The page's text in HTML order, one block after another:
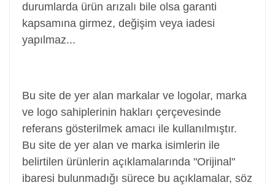
durumlarda ürün arızalı bile olsa garanti
kapsamına girmez, değişim veya iadesi
yapılmaz...
Bu site de yer alan markalar ve logolar, marka
ve logo sahiplerinin hakları çerçevesinde
referans gösterilmek amacı ile kullanılmıştır.
Bu site de yer alan ve marka isimlerin ile
belirtilen ürünlerin açıklamalarında "Orijinal"
ibaresi bulunmadığı sürece bu açıklamalar, söz